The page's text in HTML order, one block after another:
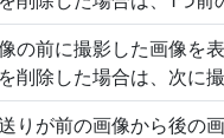
の前に撮影した画像を表
削除した場合は、次に
りが前の画像から後の